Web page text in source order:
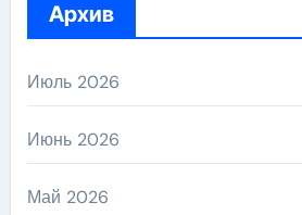
Архив
Июль 2026
Июнь 2026
Май 2026